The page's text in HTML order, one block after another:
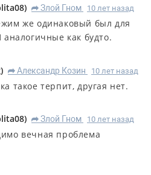
) R Злой Гном 10 лет назад
же одинаковый был для
как будто.
) R Александр Козин 10 лет назад
такое терпит, другая нет.
) R Злой Гном 10 лет назад
вечная проблема